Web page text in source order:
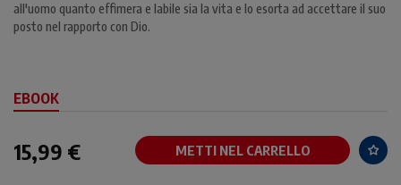
all'uomo quanto effimera e labile sia la vita e lo esorta ad accettare il suo
posto nel rapporto con Dio.
EBOOK
15,99 € METTI NEL CARRELLO